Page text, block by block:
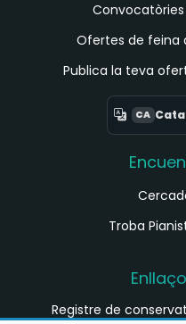
Ofertes de feina
Publica la teva
CA
Troba
Registre de